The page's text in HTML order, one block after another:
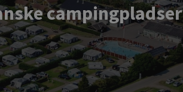
campingpladser